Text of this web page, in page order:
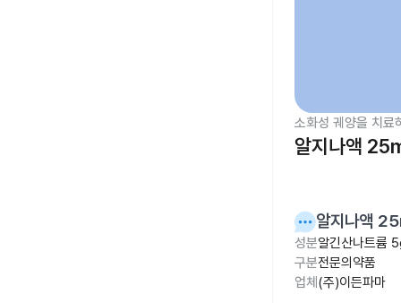
소화성 궤양을 치료
알지나액
알지나액
성분알긴산나트륨
구분전문의약품
업체 (주)이든파마